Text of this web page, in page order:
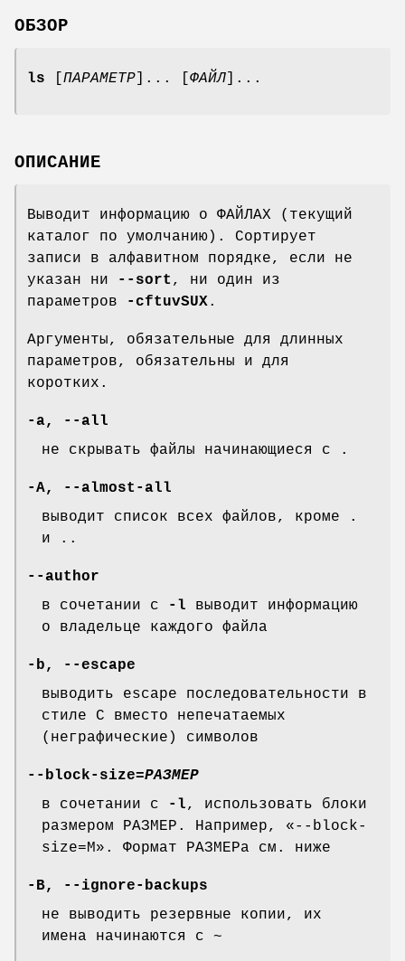
ОБЗОР
ls ПАРАМЕТР ]... [ ФАЙЛ ]...
ОПИСАНИЕ
Выводит информацию о ФАЙЛАХ (текущий
каталог по умолчанию). Сортирует
записи в алфавитном порядке, если не
указан ни
--sort , ни один из
параметров
-cftuvSUX.
Аргументы, обязательные для длинных
параметров, обязательны и для
коротких.
-a,
--all
не скрывать файлы начинающиеся с .
-A,
--almost-all
выводит список всех файлов, кроме .
и ..
--author
в сочетании с
-l выводит информацию
о владельце каждого файла
-b ,
--escape
выводить escape последовательности в
стиле С вместо непечатаемых
(неграфические) символов
--block-size=РАЗМЕР
в сочетании с
-l, использовать блоки
размером РАЗМЕР. Например, «--block-
size=M». Формат РАЗМЕРа см. ниже
-B,
--ignore-backups
не выводить резервные копии, их
имена начинаются с ~